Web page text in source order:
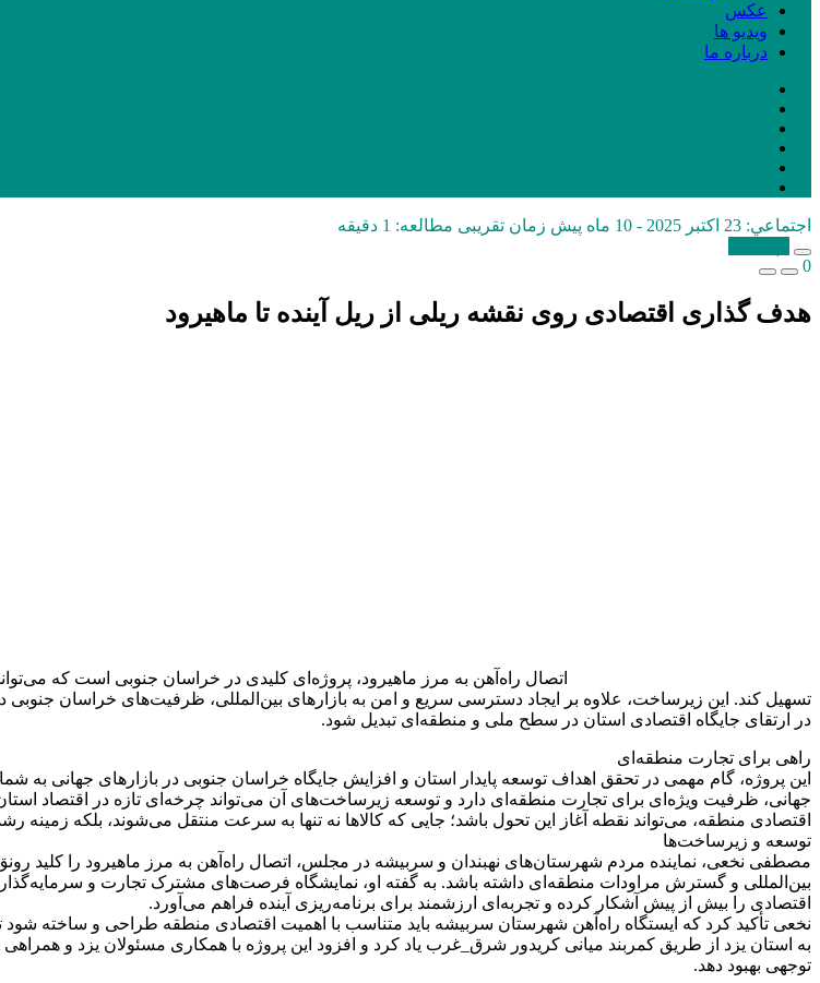
عکس
ویدیو ها
درباره ما
اجتماعي: 23 اکتبر 2025 - 10 ماه پیش
زمان تقریبی مطالعه: 1 دقیقه
0
هدف گذاری اقتصادی روی نقشه ریلی از ریل آینده تا ماهیرود
اتصال راه‌آهن به مرز ماهیرود، پروژه‌ای کلیدی در خراسان جنوبی است که
تسهیل کند. این زیرساخت، علاوه بر ایجاد دسترسی سریع و امن به بازارهای بین‌المللی، ظرفیت‌های خراسان
در ارتقای جایگاه اقتصادی استان در سطح ملی و منطقه‌ای تبدیل شود.
راهی برای تجارت منطقه‌ای
این پروژه، گام مهمی در تحقق اهداف توسعه پایدار استان و افزایش جایگاه خراسان جنوبی در بازارهای جهانی به
جهانی، ظرفیت ویژه‌ای برای تجارت منطقه‌ای دارد و توسعه زیرساخت‌های آن می‌تواند چرخه‌ای تازه در اقتصاد
اقتصادی منطقه، می‌تواند نقطه آغاز این تحول باشد؛ جایی که کالاها نه تنها به سرعت منتقل می‌شوند، بلکه زمینه
توسعه و زیرساخت‌ها
مصطفی نخعی، نماینده مردم شهرستان‌های نهبندان و سربیشه در مجلس، اتصال راه‌آهن به مرز ماهیرود را کلید
بین‌المللی و گسترش مراودات منطقه‌ای داشته باشد. به گفته او، نمایشگاه فرصت‌های مشترک تجارت و
اقتصادی را بیش از پیش آشکار کرده و تجربه‌ای ارزشمند برای برنامه‌ریزی آینده فراهم می‌آورد.
نخعی تأکید کرد که ایستگاه راه‌آهن شهرستان سربیشه باید متناسب با اهمیت اقتصادی منطقه طراحی و ساخته
به استان یزد از طریق کمربند میانی کریدور شرق_غرب یاد کرد و افزود این پروژه با همکاری مسئولان یزد و
توجهی بهبود دهد.